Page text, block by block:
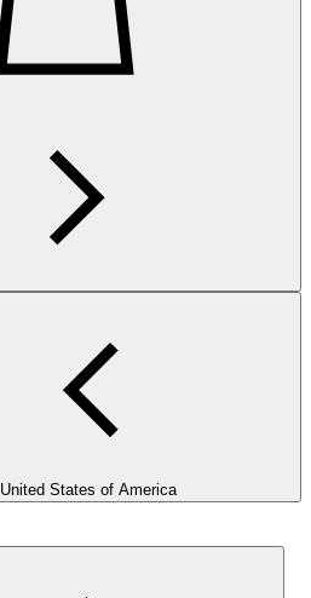
United States of America